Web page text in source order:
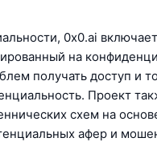
0x0.ai
на
получать доступ и
Проект
схем на
афер и